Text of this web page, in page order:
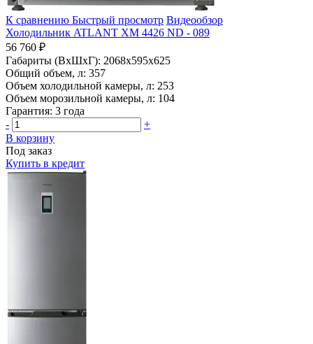
К сравнению Быстрый просмотр Видеообзор
Холодильник ATLANT ХМ 4426 ND - 089
56 760 ₽
Габариты (ВхШхГ): 2068x595x625
Общий объем, л: 357
Объем холодильной камеры, л: 253
Объем морозильной камеры, л: 104
Гарантия: 3 года
-
+
В корзину
Под заказ
Купить в кредит